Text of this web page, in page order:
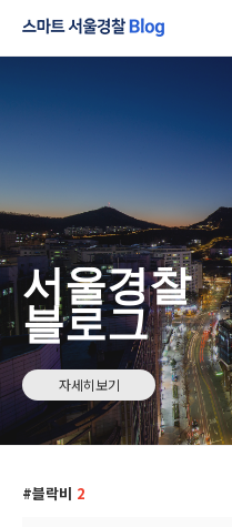
서울경찰
블로그
자세히보기
블락비 2